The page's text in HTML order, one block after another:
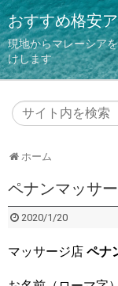
おすすめ格安
現地からマレーシア
けします
ホーム
ペナンマッサ
2020/1/20
マッサージ店 ペナ